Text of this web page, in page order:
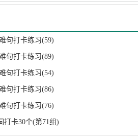
句打卡练习(59)
句打卡练习(89)
句打卡练习(54)
句打卡练习(86)
句打卡练习(76)
打卡30个(第71组)